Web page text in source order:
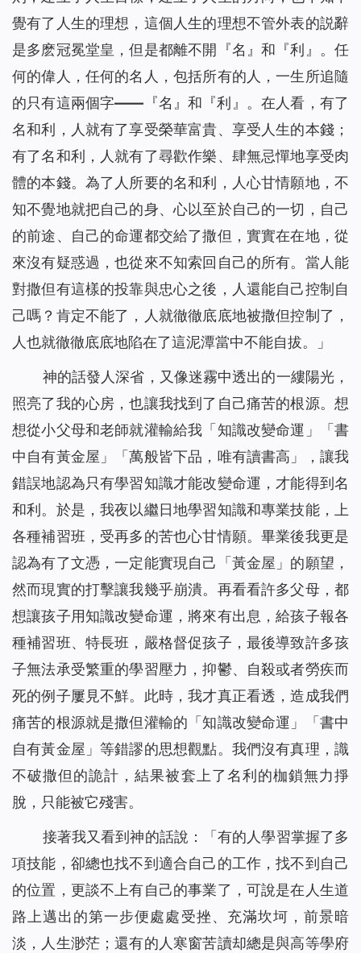
覺有了人生的理想，這個人生的理想不管外表的説辭
是多麽冠冕堂皇，但是都離不開『名』和『利』。任
何的偉人，任何的名人，包括所有的人，一生所追隨
的只有這兩個字——『名』和『利』。在人看，有了
名和利，人就有了享受榮華富貴、享受人生的本錢；
有了名和利，人就有了尋歡作樂、肆無忌憚地享受肉
體的本錢。為了人所要的名和利，人心甘情願地，不
知不覺地就把自己的身、心以至於自己的一切，自己
的前途、自己的命運都交給了撒但，實實在在地，從
來沒有疑惑過，也從來不知索回自己的所有。當人能
對撒但有這樣的投靠與忠心之後，人還能自己控制自
己嗎？肯定不能了，人就徹徹底底地被撒但控制了，
人也就徹徹底底地陷在了這泥潭當中不能自拔。
」
神的話發人深省，又像迷霧中透出的一縷陽光，
照亮了我的心房，也讓我找到了自己痛苦的根源。想
想從小父母和老師就灌輸給我「知識改變命運」「書
中自有黃金屋」「萬般皆下品，唯有讀書高」，讓我
錯誤地認為只有學習知識才能改變命運，才能得到名
和利。於是，我夜以繼日地學習知識和專業技能，上
各種補習班，受再多的苦也心甘情願。畢業後我更是
認為有了文憑，一定能實現自己「黃金屋」的願望，
然而現實的打擊讓我幾乎崩潰。再看看許多父母，都
想讓孩子用知識改變命運，將來有出息，給孩子報各
種補習班、特長班，嚴格督促孩子，最後導致許多孩
子無法承受繁重的學習壓力，抑鬱、自殺或者勞疾而
死的例子屢見不鮮。此時，我才真正看透，造成我們
痛苦的根源就是撒但灌輸的「知識改變命運」「書中
自有黃金屋」等錯謬的思想觀點。我們沒有真理，識
不破撒但的詭計，結果被套上了名利的枷鎖無力掙
脫，只能被它殘害。
接著我又看到神的話說：「有的人學習掌握了多
項技能，卻總也找不到適合自己的工作，找不到自己
的位置，更談不上有自己的事業了，可說是在人生道
路上邁出的第一步便處處受挫、充滿坎坷，前景暗
淡，人生渺茫；還有的人寒窗苦讀却總是與高等學府